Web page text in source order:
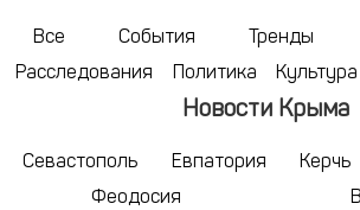
Все События Тренды
Расследования
Политика Культура
Новости Крыма
Севастополь Евпатория Керчь
Феодосия